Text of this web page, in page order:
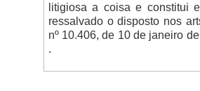
litigiosa a coisa e constitui
ressalvado o disposto nos
nº 10.406, de 10 de janeiro
.